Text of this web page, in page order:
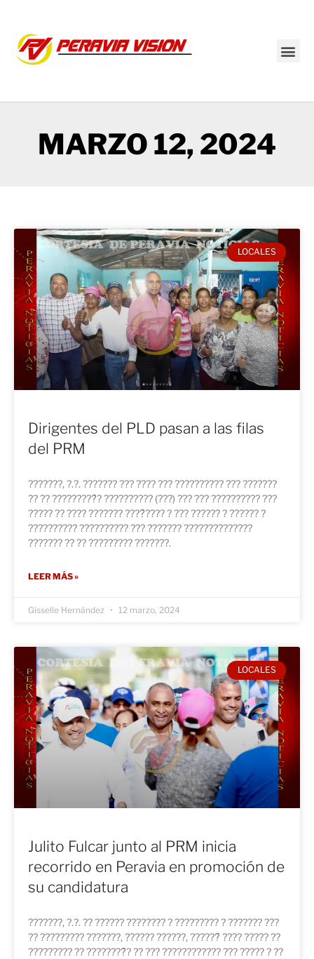
MARZO 12, 2024
LOCALES
Dirigentes del PLD pasan a las filas
del PRM
???????, ?.?. ??????? ??? ???? ??? ?????????? ??? ???????
?? ?? ?????????́? ?????????? (???) ??? ??? ?????????? ???
????? ?? ???? ??????? ????́???? ? ??? ?????? ? ?????? ?
?????????? ?????????? ??? ??????? ??????????????
??????? ?? ?? ????????? ???????.
LEER MÁS »
Gisselle Hernández 12 marzo, 2024
LOCALES
Julito Fulcar junto al PRM inicia
recorrido en Peravia en promoción de
su candidatura
???????, ?.?. ?? ?????? ???????? ? ????????? ? ??????? ???
?? ????????? ???????, ?????? ??????, ??????́ ???? ????? ??
????????? ?? ????????́? ?? ??? ???????????? ??? ????? ? ??